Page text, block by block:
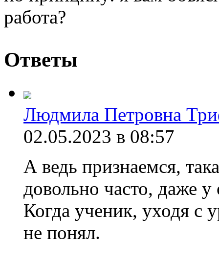
работа?
Ответы
Людмила Петровна
02.05.2023 в 08:57
А ведь признаемся,
довольно часто, даже
Когда ученик, уходя с
не понял.